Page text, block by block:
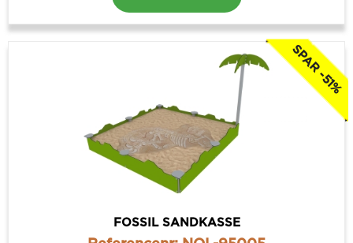
SPAR -51%
FOSSIL SANDKASSE